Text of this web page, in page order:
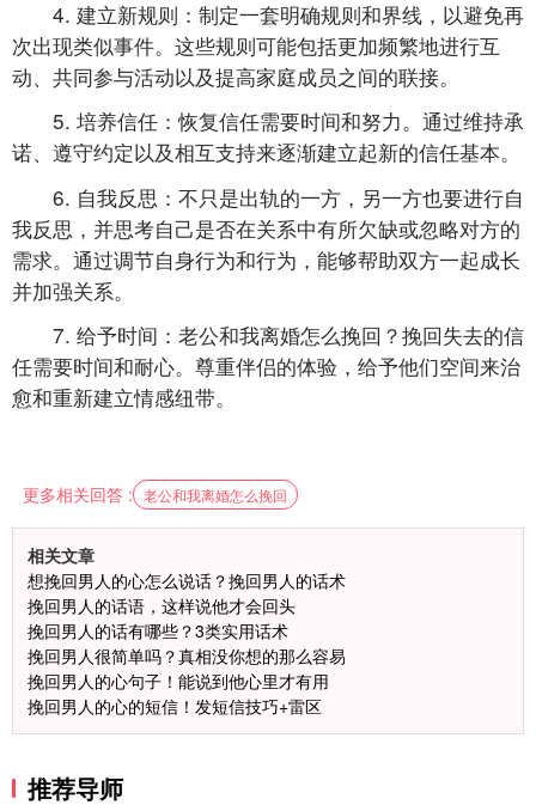
4. 建立新规则：制定一套明确规则和界线，以避免再
次出现类似事件。这些规则可能包括更加频繁地进行互
动、共同参与活动以及提高家庭成员之间的联接。
5. 培养信任：恢复信任需要时间和努力。通过维持承
诺、遵守约定以及相互支持来逐渐建立起新的信任基本。
6. 自我反思：不只是出轨的一方，另一方也要进行自
我反思，并思考自己是否在关系中有所欠缺或忽略对方的
需求。通过调节自身行为和行为，能够帮助双方一起成长
并加强关系。
7. 给予时间：老公和我离婚怎么挽回？挽回失去的信
任需要时间和耐心。尊重伴侣的体验，给予他们空间来治
愈和重新建立情感纽带。
更多相关回答 : 老公和我离婚怎么挽回
相关文章
想挽回男人的心怎么说话？挽回男人的话术
挽回男人的话语，这样说他才会回头
挽回男人的话有哪些？3类实用话术
挽回男人很简单吗？真相没你想的那么容易
挽回男人的心句子！能说到他心里才有用
挽回男人的心的短信！发短信技巧+雷区
推荐导师